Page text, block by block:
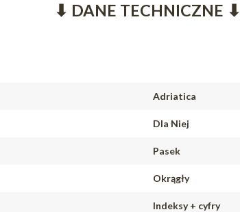
⬇ DANE TECHNICZNE ⬇
Adriatica
Dla Niej
Pasek
Okrągły
Indeksy + cyfry